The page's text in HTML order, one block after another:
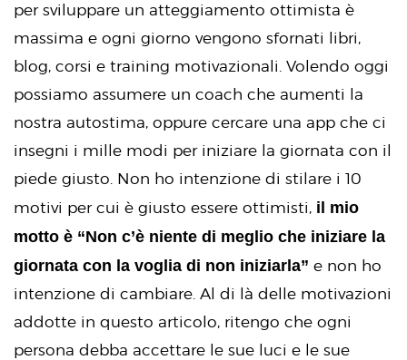
per sviluppare un atteggiamento ottimista è
massima e ogni giorno vengono sfornati libri,
blog, corsi e training motivazionali. Volendo oggi
possiamo assumere un coach che aumenti la
nostra autostima, oppure cercare una app che ci
insegni i mille modi per iniziare la giornata con il
piede giusto. Non ho intenzione di stilare i 10
motivi per cui è giusto essere ottimisti, il mio
motto è “Non c’è niente di meglio che iniziare la
giornata con la voglia di non iniziarla” e non ho
intenzione di cambiare. Al di là delle motivazioni
addotte in questo articolo, ritengo che ogni
persona debba accettare le sue luci e le sue